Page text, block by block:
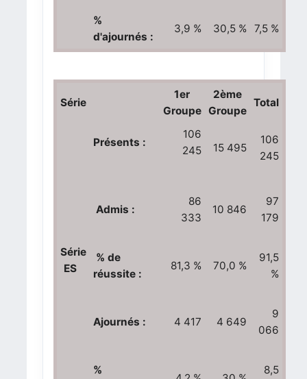
%
d'ajournés :
3,9 % 30,5 % 7,5 %
Série
1er
Groupe
2ème
Groupe
Total
Série
ES
Présents :
106
245
15 495
106
245
Admis :
86
333
10 846
97
179
% de
réussite :
81,3 % 70,0 %
91,5
%
Ajournés : 4 417 4 649
9
066
% 8,5